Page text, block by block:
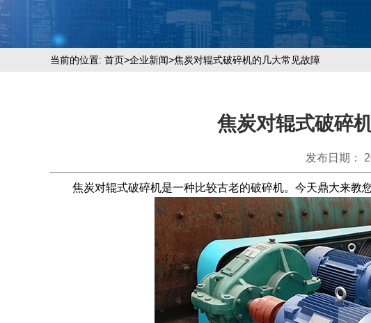
当前的位置: 首页>企业新闻>焦炭对辊式破碎机的几大常见故障
焦炭对辊式破碎
发布日期：
焦炭对辊式破碎机是一种比较古老的破碎机。今天鼎大来教您